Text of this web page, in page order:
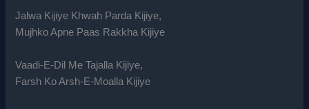
Jalwa Kijiye Khwah Parda Kijiye,
Mujhko Apne Paas Rakkha Kijiye
Vaadi-E-Dil Me Tajalla Kijiye,
Farsh Ko Arsh-E-Moalla Kijiye